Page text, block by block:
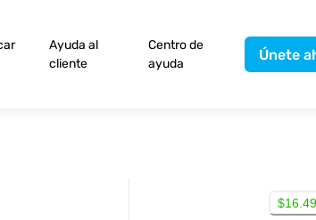
Ayuda al
cliente
Centro de
ayuda
Únete
$16.49